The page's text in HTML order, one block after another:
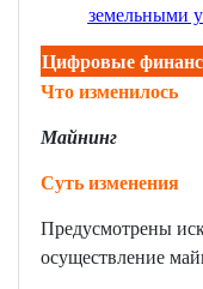
земельными
Цифровые
Что изменилось
Майнинг
Суть изменения
Предусмотрены
осуществление